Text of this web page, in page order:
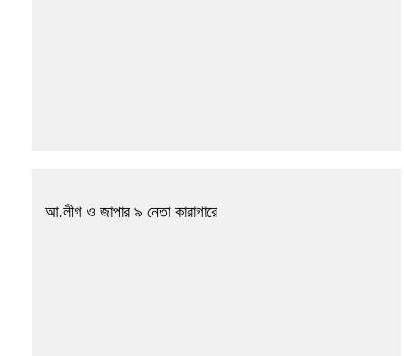
আ.লীগ ও জাপার ৯ নেতা কারাগারে